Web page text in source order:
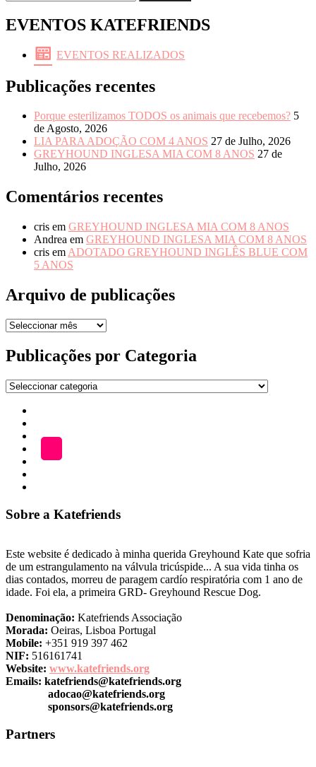
por:
EVENTOS KATEFRIENDS
EVENTOS REALIZADOS
Publicações recentes
Porque esterilizamos TODOS os animais que recebemos? 5
de Agosto, 2026
LIA PARA ADOÇÃO COM 4 ANOS 27 de Julho, 2026
GREYHOUND INGLESA MIA COM 8 ANOS 27 de
Julho, 2026
Comentários recentes
cris em GREYHOUND INGLESA MIA COM 8 ANOS
Andrea em GREYHOUND INGLESA MIA COM 8 ANOS
cris em ADOTADO GREYHOUND INGLÊS BLUE COM
5 ANOS
Arquivo de publicações
Arquivo
publicações
Publicações por Categoria
Publicações
Categoria
ADOÇÃO
LOJA
Sobre a Katefriends
Este website é dedicado à minha querida Greyhound Kate que sofria
de um estrangulamento na válvula tricúspide... A sua vida tinha os
dias contados, morreu de paragem cardío respiratória com 1 ano de
idade. Foi ela, a primeira GRD- Greyhound Rescue Dog.
Denominação: Katefriends Associação
Morada: Oeiras, Lisboa Portugal
Mobile: +351 919 397 462
NIF: 516161741
Website: www.katefriends.org
Emails: katefriends@katefriends.org
adocao@katefriends.org
sponsors@katefriends.org
Partners